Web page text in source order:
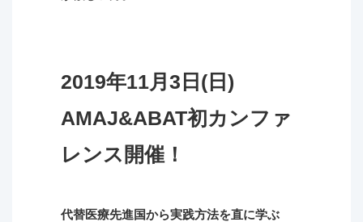
2019年11月3日(日)
AMAJ&ABAT初カンファ
レンス開催！
代替医療先進国から実践方法を直に学ぶ